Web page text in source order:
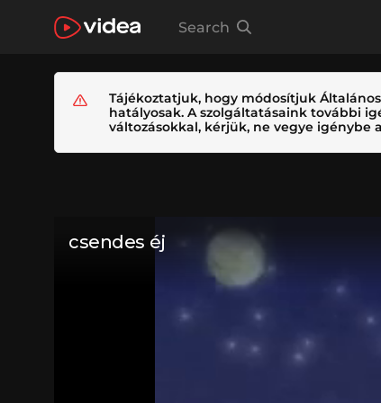
Search
Tájékoztatjuk, hogy módosítjuk
hatályosak. A szolgáltatásaink további
változásokkal, kérjük, ne vegye igénybe